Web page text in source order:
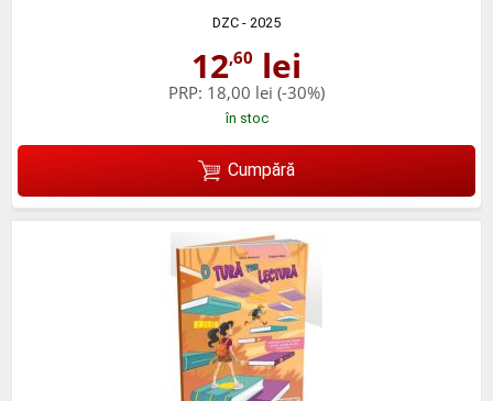
DZC - 2025
12,60 lei
PRP: 18,00 lei (-30%)
în stoc
Cumpără